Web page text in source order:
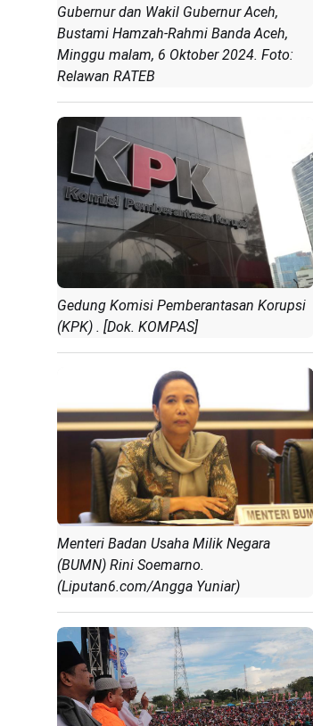
Gubernur dan Wakil Gubernur Aceh,
Bustami Hamzah-Rahmi Banda Aceh,
Minggu malam, 6 Oktober 2024. Foto:
Relawan RATEB
Gedung Komisi Pemberantasan Korupsi
(KPK) . [Dok. KOMPAS]
Menteri Badan Usaha Milik Negara
(BUMN) Rini Soemarno.
(Liputan6.com/Angga Yuniar)